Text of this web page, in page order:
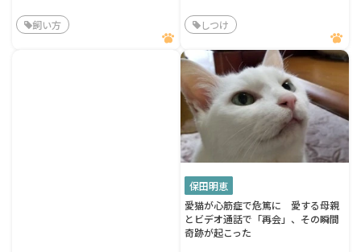
飼い方 しつけ
保田明恵
愛猫が心筋症で危篤に 愛する母親
とビデオ通話で「再会」、その瞬間
奇跡が起こった